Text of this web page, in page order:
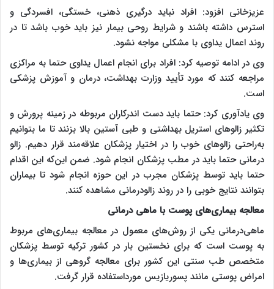
عزیزخانی افزود: افراد نباید درگیری‌ ذهنی، خستگی، افسردگی و
استرس داشته باشند و شرایط روحی بیمار نیز باید خوب باشد تا در
روند اعمال یداوی با مشکلی مواجه نشود.
وی در ادامه توصیه کرد: افراد برای انجام اعمال یداوی حتما به مراکزی
مراجعه کنند که مورد تأیید وزارت بهداشت، درمان و آموزش پزشکی
است.
وی یادآوری کرد: حتما باید دست اندرکاران مربوطه در زمینه پرورش و
تکثیر زالوهای استریل بهداشتی و طبی آستین بالا بزنند تا ما بتوانیم
به‌راحتی زالوهای خوب را در اختیار پزشکان علاقه‌مند قرار دهیم. زالو
درمانی حتما باید در مطب پزشکان انجام شود. ضمن این‌که این اقدام
حتما باید توسط پزشکان مجرب در این حوزه انجام شود تا بیماران
بتوانند نتایج خوبی را در روند زالودرمانی مشاهده کنند.
معالجه بیماری‌های پوست با ماهی درمانی
ماهی‌درمانی یکی از روش‌های معمول در معالجه بیماری‌های مربوط
به پوست است که برای نخستین بار در کشور ترکیه توسط پزشکان
متخصص طب سنتی این کشور برای معالجه گروهی از بیماری‌ها و
امراض پوستی مانند پسوریازیس مورداستفاده قرار گرفت.